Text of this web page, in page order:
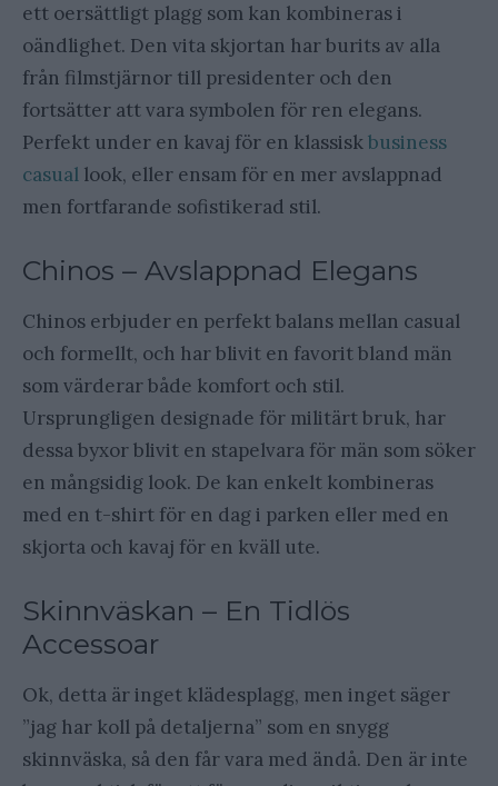
ett oersättligt plagg som kan kombineras i
oändlighet. Den vita skjortan har burits av alla
från filmstjärnor till presidenter och den
fortsätter att vara symbolen för ren elegans.
Perfekt under en kavaj för en klassiskbusiness
casual look, eller ensam för en mer avslappnad
men fortfarande sofistikerad stil.
Chinos – Avslappnad Elegans
Chinos erbjuder en perfekt balans mellan casual
och formellt, och har blivit en favorit bland män
som värderar både komfort och stil.
Ursprungligen designade för militärt bruk, har
dessa byxor blivit en stapelvara för män som söker
en mångsidig look. De kan enkelt kombineras
med en t-shirt för en dag i parken eller med en
skjorta och kavaj för en kväll ute.
Skinnväskan – En Tidlös
Accessoar
Ok, detta är inget klädesplagg, men inget säger
”jag har koll på detaljerna” som en snygg
skinnväska, så den får vara med ändå. Den är inte